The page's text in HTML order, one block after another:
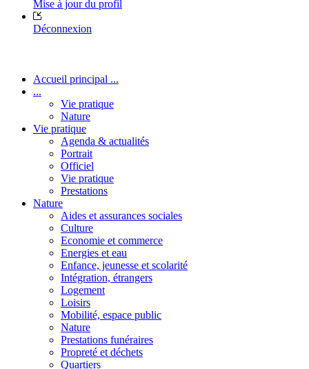
Mise à jour du profil
Déconnexion
Accueil principal ...
...
Vie pratique
Nature
Vie pratique
Agenda & actualités
Portrait
Officiel
Vie pratique
Prestations
Nature
Aides et assurances sociales
Culture
Economie et commerce
Energies et eau
Enfance, jeunesse et scolarité
Intégration, étrangers
Logement
Loisirs
Mobilité, espace public
Nature
Prestations funéraires
Propreté et déchets
Quartiers